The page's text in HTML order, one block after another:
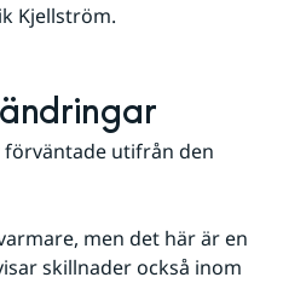
Kjellström.
utifrån den
men det här är en
skillnader också inom